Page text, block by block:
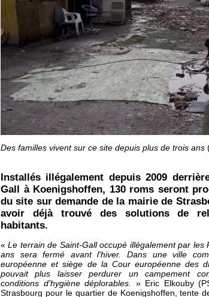
Des familles vivent sur ce site depuis plus de trois ans
Installés illégalement depuis 2009
Gall à Koenigshoffen, 130 roms seront
du site sur demande de la mairie de
avoir déjà trouvé des solutions de
habitants.
«Le terrain de Saint-Gall occupé illégalement par les
ans sera fermé avant l'hiver. Dans une ville
européenne et siège de la Cour européenne des
pouvait plus laisser perdurer un campement
conditions d'hygiène déplorables.
» Eric Elkouby
Strasbourg pour le quartier de Koenigshoffen, tente